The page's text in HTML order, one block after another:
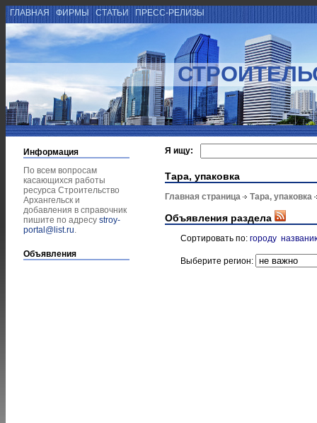
ГЛАВНАЯ ФИРМЫ СТАТЬИ ПРЕСС-РЕЛИЗЫ
Информация
По всем вопросам
касающихся работы
ресурса Строительство
Архангельск и
добавления в справочник
пишите по адресу stroy-
portal@list.ru.
Объявления
Я ищу:
Тара, упаковка
Главная страница Тара, упаковка
Объявления раздела
Сортировать по: городу
Выберите регион: